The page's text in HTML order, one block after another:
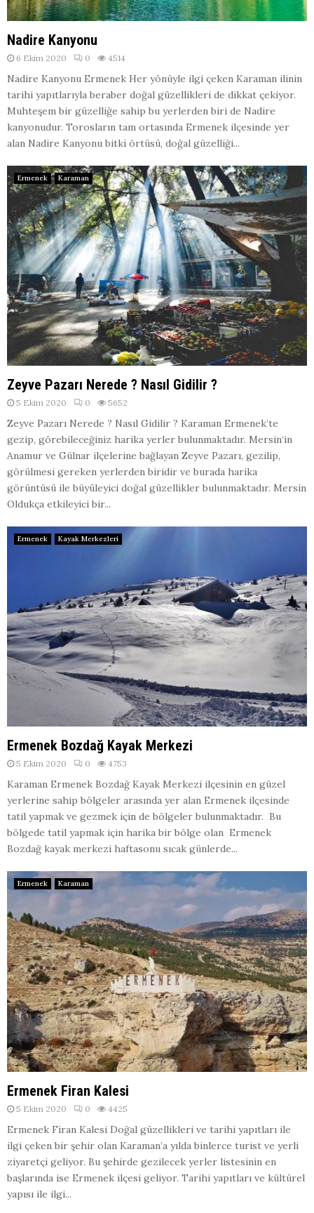
Nadire Kanyonu
6 Ekim 2020 0 4514
Nadire Kanyonu Ermenek Her yönüyle ilgi çeken Karaman ilinin
tarihi yapıtlarıyla beraber doğal güzellikleri de dikkat çekiyor.
Muhteşem bir güzelliğe sahip bu yerlerden biri de Nadire
kanyonudur. Torosların tam ortasında Ermenek ilçesinde yer
alan Nadire Kanyonu bitki örtüsü, doğal güzelliği...
Ermenek Karaman
Zeyve Pazarı Nerede ? Nasıl Gidilir ?
5 Ekim 2020 0 5652
Zeyve Pazarı Nerede ? Nasıl Gidilir ? Karaman Ermenek’te
gezip, görebileceğiniz harika yerler bulunmaktadır. Mersin‘in
Anamur ve Gülnar ilçelerine bağlayan Zeyve Pazarı, gezilip,
görülmesi gereken yerlerden biridir ve burada harika
görüntüsü ile büyüleyici doğal güzellikler bulunmaktadır. Mersin
Oldukça etkileyici bir...
Ermenek Kayak Merkezleri
Ermenek Bozdağ Kayak Merkezi
5 Ekim 2020 0 4753
Karaman Ermenek Bozdağ Kayak Merkezi ilçesinin en güzel
yerlerine sahip bölgeler arasında yer alan Ermenek ilçesinde
tatil yapmak ve gezmek için de bölgeler bulunmaktadır. Bu
bölgede tatil yapmak için harika bir bölge olan Ermenek
Bozdağ kayak merkezi haftasonu sıcak günlerde...
Ermenek Karaman
Ermenek Firan Kalesi
5 Ekim 2020 0 4425
Ermenek Firan Kalesi Doğal güzellikleri ve tarihi yapıtları ile
ilgi çeken bir şehir olan Karaman’a yılda binlerce turist ve yerli
ziyaretçi geliyor. Bu şehirde gezilecek yerler listesinin en
başlarında ise Ermenek ilçesi geliyor. Tarihi yapıtları ve kültürel
yapısı ile ilgi...